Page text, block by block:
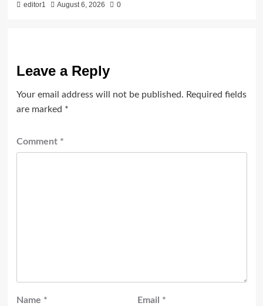
editor1 August 6, 2026 0
Leave a Reply
Your email address will not be published. Required fields
are marked *
Comment *
Name * Email *